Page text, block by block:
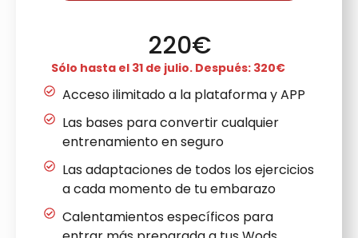
220€
Sólo hasta el 31 de julio. Después: 320€
Acceso ilimitado a la plataforma y APP
Las bases para convertir cualquier
entrenamiento en seguro
Las adaptaciones de todos los ejercicios
a cada momento de tu embarazo
Calentamientos específicos para